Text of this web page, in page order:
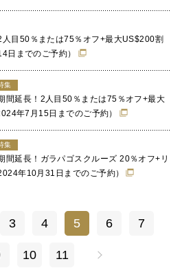
人目50％または75％オフ+最大US$200割
日までのご予約）
集
間延長！2人目50％または75％オフ+最大
年7月15日までのご予約）
集
間延長！ガラパゴスクルーズ 20％オフ+リ
年10月31日までのご予約）
3 4 5 6 7
10 11